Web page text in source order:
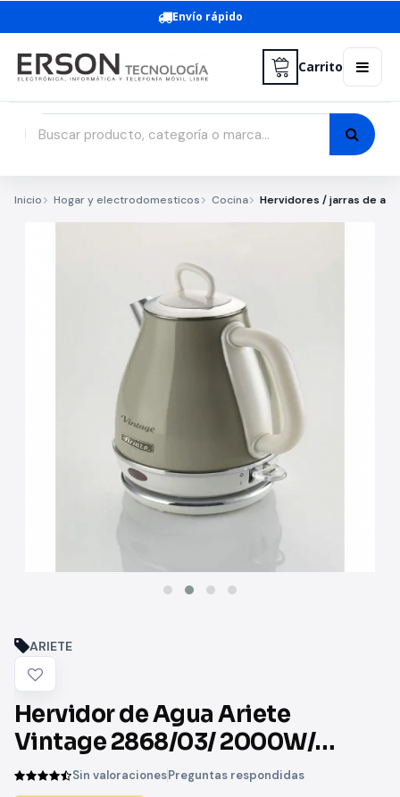
Envío rápido
Carrito
Inicio Hogar y electrodomesticos Cocina Hervidores / jarras de
ARIETE
Hervidor de Agua Ariete
Vintage 2868/03/ 2000W/
Capacidad 1L
Sin valoracionesPreguntas respondidas